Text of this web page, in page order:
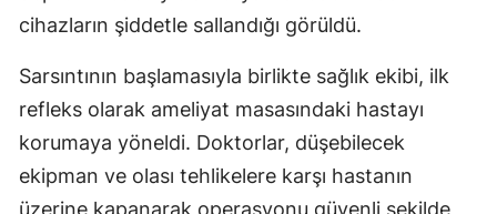
cihazların şiddetle sallandığı görüldü.
Sarsıntının başlamasıyla birlikte sağlık ekibi, ilk
refleks olarak ameliyat masasındaki hastayı
korumaya yöneldi. Doktorlar, düşebilecek
ekipman ve olası tehlikelere karşı hastanın
üzerine kapanarak operasyonu güvenli şekilde